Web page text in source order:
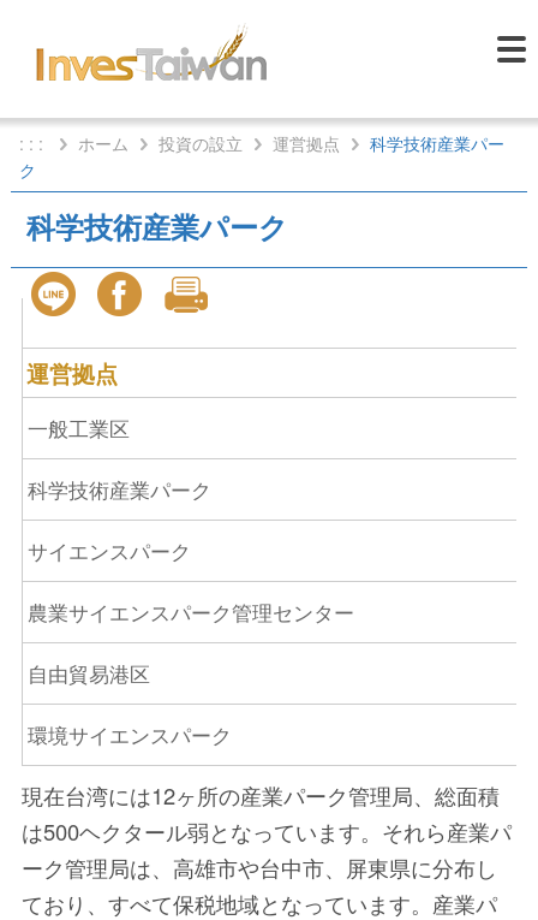
: : : ホーム 投資の設立 運営拠点
科学技術産業パー
ク
科学技術産業パーク
運営拠点
一般工業区
科学技術産業パーク
サイエンスパーク
農業サイエンスパーク管理センター
自由貿易港区
環境サイエンスパーク
現在台湾には12ヶ所の産業パーク管理局、総面積
は500ヘクタール弱となっています。それら産業パ
ーク管理局は、高雄市や台中市、屏東県に分布し
ており、すべて保税地域となっています。産業パ